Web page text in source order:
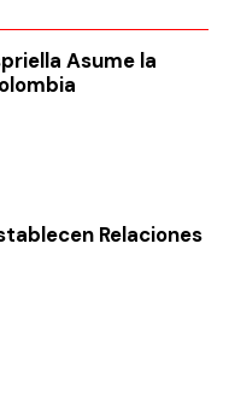
Asume la
Relaciones